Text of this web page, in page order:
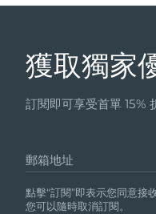
獲取獨家
訂閱即可享受首單 15%
郵箱地址
點擊“訂閱”即表示您同意接
您可以隨時取消訂閱。